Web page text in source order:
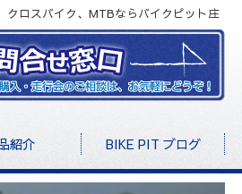
クロスバイク、MTBならバイクピット庄
紹介 BIKE PIT ブログ